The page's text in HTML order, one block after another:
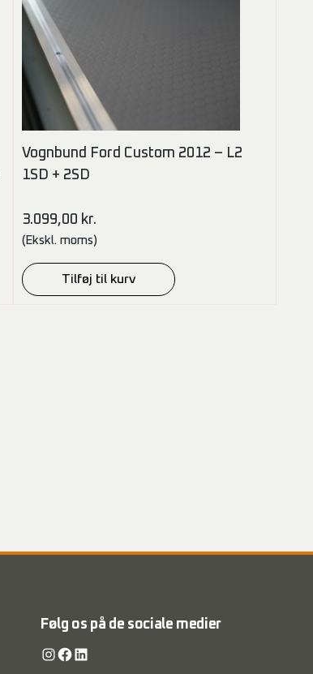
Vognbund Ford Custom 2012 – L2
1SD + 2SD
3.099,00 kr.
(Ekskl. moms)
Tilføj til kurv
Følg os på de sociale medier
Instagram Facebook LinkedIn